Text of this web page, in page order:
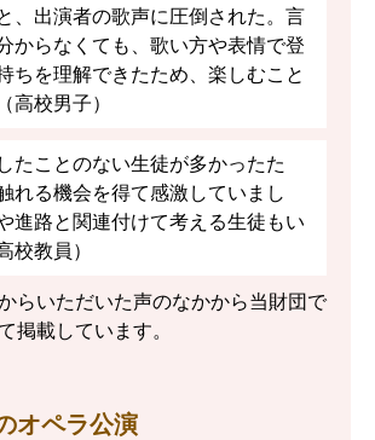
、出演者の歌声に圧倒された。言
からなくても、歌い方や表情で登
ちを理解できたため、楽しむこと
高校男子）
たことのない生徒が多かったた
れる機会を得て感激していまし
進路と関連付けて考える生徒もい
校教員）
らいただいた声のなかから当財団で
掲載しています。
オペラ公演